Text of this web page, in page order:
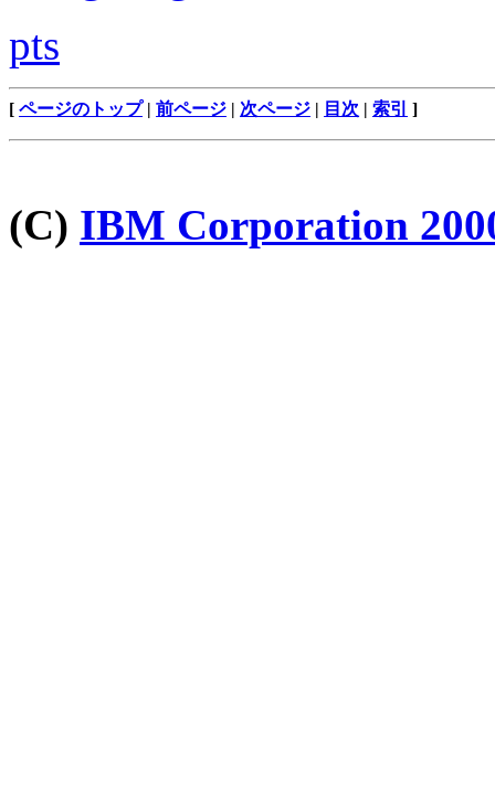
pts
[ ページのトップ| 前ページ | 次ページ | 目次 | 索引 ]
(C) IBM Corporation